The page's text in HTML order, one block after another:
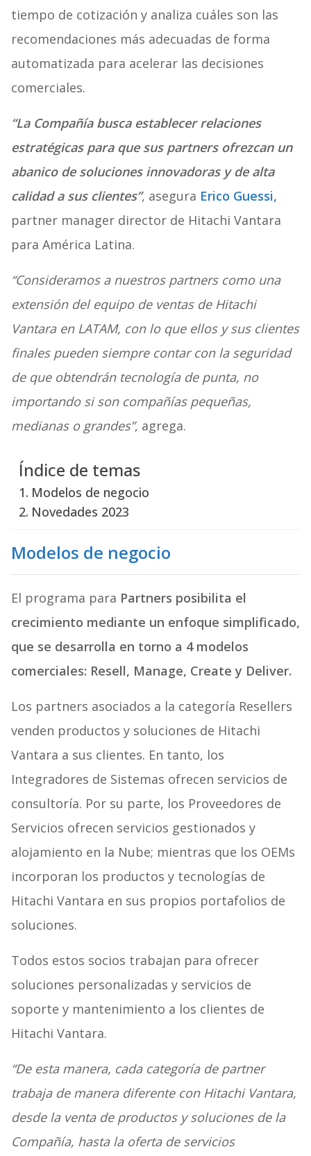
tiempo de cotización y analiza cuáles son las
recomendaciones más adecuadas de forma
automatizada para acelerar las decisiones
comerciales.
“La Compañía busca establecer relaciones
estratégicas para que sus partners ofrezcan un
abanico de soluciones innovadoras y de alta
calidad a sus clientes”, asegura Erico Guessi,
partner manager director de Hitachi Vantara
para América Latina.
“Consideramos a nuestros partners como una
extensión del equipo de ventas de Hitachi
Vantara en LATAM, con lo que ellos y sus clientes
finales pueden siempre contar con la seguridad
de que obtendrán tecnología de punta, no
importando si son compañías pequeñas,
medianas o grandes”, agrega.
Índice de temas
Modelos de negocio
Novedades 2023
Modelos de negocio
El programa para Partners posibilita el
crecimiento mediante un enfoque simplificado,
que se desarrolla en torno a 4 modelos
comerciales: Resell, Manage, Create y Deliver.
Los partners asociados a la categoría Resellers
venden productos y soluciones de Hitachi
Vantara a sus clientes. En tanto, los
Integradores de Sistemas ofrecen servicios de
consultoría. Por su parte, los Proveedores de
Servicios ofrecen servicios gestionados y
alojamiento en la Nube; mientras que los OEMs
incorporan los productos y tecnologías de
Hitachi Vantara en sus propios portafolios de
soluciones.
Todos estos socios trabajan para ofrecer
soluciones personalizadas y servicios de
soporte y mantenimiento a los clientes de
Hitachi Vantara.
“De esta manera, cada categoría de partner
trabaja de manera diferente con Hitachi Vantara,
desde la venta de productos y soluciones de la
Compañía, hasta la oferta de servicios